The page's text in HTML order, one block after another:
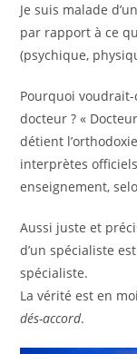
Je suis malade
par rapport à ce
(psychique,
Pourquoi
docteur ? «
détient
interprètes
enseignement,
Aussi juste et
d’un spécialiste
spécialiste.
La vérité est en
dés-accord.